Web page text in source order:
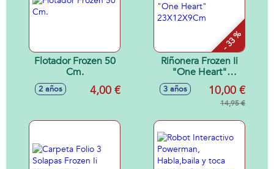
Flotador Frozen 50
Cm.
2 años 4,00 €
- 33 %
Riñonera Frozen Ii
"One Heart"
23X12X9Cm
3 años 10,00 €
14,95 €